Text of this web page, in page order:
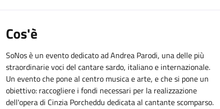
Cos'è
SoNos è un evento dedicato ad Andrea Parodi, una delle più
straordinarie voci del cantare sardo, italiano e internazionale.
Un evento che pone al centro musica e arte, e che si pone un
obiettivo: raccogliere i fondi necessari per la realizzazione
dell'opera di Cinzia Porcheddu dedicata al cantante scomparso.